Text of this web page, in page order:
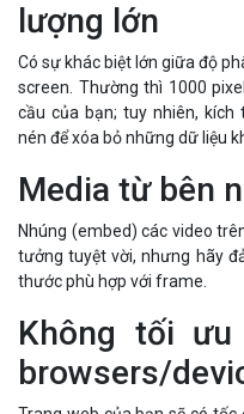
lượng lớn
Có sự khác biệt lớn giữa độ
screen. Thường thì 1000
cầu của bạn; tuy nhiên,
nén để xóa bỏ những dữ liệu
Media từ bên
Nhúng (embed) các video
tưởng tuyệt vời, nhưng hãy
thước phù hợp với frame.
Không tối
browsers/